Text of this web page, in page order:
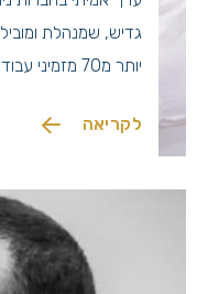
רב־שכבתית
לקריאה